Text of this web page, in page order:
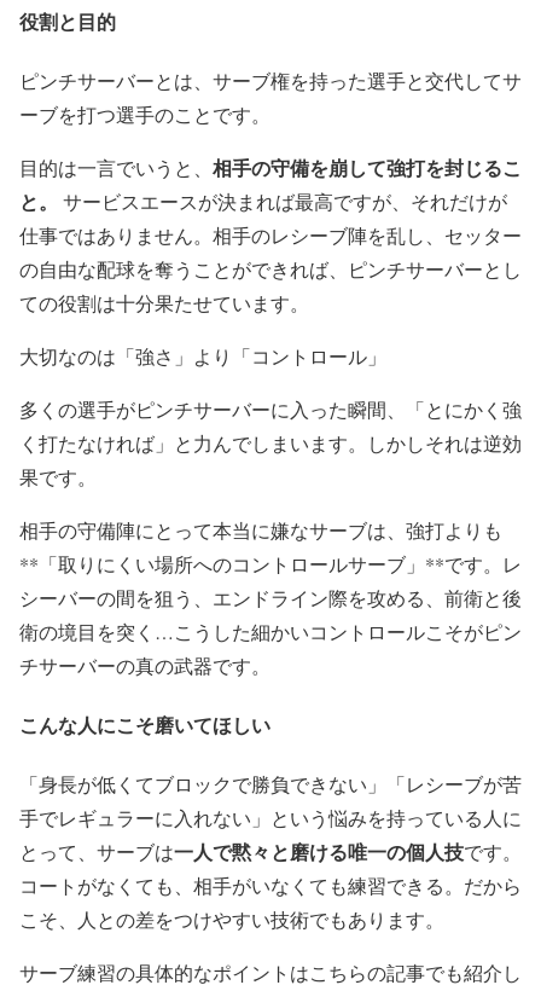
役割と目的
ピンチサーバーとは、サーブ権を持った選手と交代してサ
ーブを打つ選手のことです。
目的は一言でいうと、 相手の守備を崩して強打を封じるこ
と。
サービスエースが決まれば最高ですが、それだけが
仕事ではありません。相手のレシーブ陣を乱し、セッター
の自由な配球を奪うことができれば、ピンチサーバーとし
ての役割は十分果たせています。
大切なのは「強さ」より「コントロール」
多くの選手がピンチサーバーに入った瞬間、「とにかく強
く打たなければ」と力んでしまいます。しかしそれは逆効
果です。
相手の守備陣にとって本当に嫌なサーブは、強打よりも
**「取りにくい場所へのコントロールサーブ」**です。レ
シーバーの間を狙う、エンドライン際を攻める、前衛と後
衛の境目を突く…こうした細かいコントロールこそがピン
チサーバーの真の武器です。
こんな人にこそ磨いてほしい
「身長が低くてブロックで勝負できない」「レシーブが苦
手でレギュラーに入れない」という悩みを持っている人に
とって、サーブは一人で黙々と磨ける唯一の個人技です。
コートがなくても、相手がいなくても練習できる。だから
こそ、人との差をつけやすい技術でもあります。
サーブ練習の具体的なポイントはこちらの記事でも紹介し